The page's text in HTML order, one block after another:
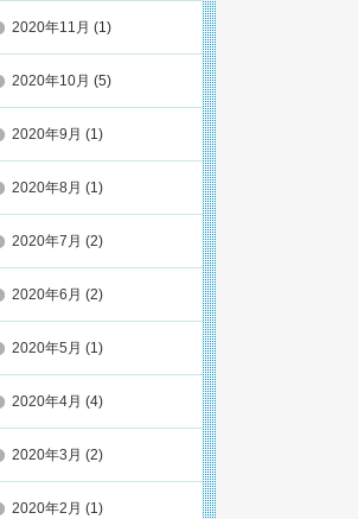
2020年11月 (1)
2020年10月 (5)
2020年9月 (1)
2020年8月 (1)
2020年7月 (2)
2020年6月 (2)
2020年5月 (1)
2020年4月 (4)
2020年3月 (2)
2020年2月 (1)